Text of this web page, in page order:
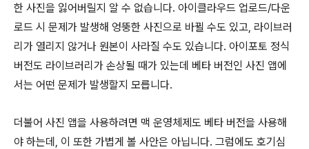
한 사진을 잃어버릴지 알 수 없습니다. 아이클라우드 업로드/다운
로드 시 문제가 발생해 엉뚱한 사진으로 바뀔 수도 있고, 라이브러
리가 열리지 않거나 원본이 사라질 수도 있습니다. 아이포토 정식
버전도 라이브러리가 손상될 때가 있는데 베타 버전인 사진 앱에
서는 어떤 문제가 발생할지 모릅니다.
더불어 사진 앱을 사용하려면 맥 운영체제도 베타 버전을 사용해
야 하는데, 이 또한 가볍게 볼 사안은 아닙니다. 그럼에도 호기심